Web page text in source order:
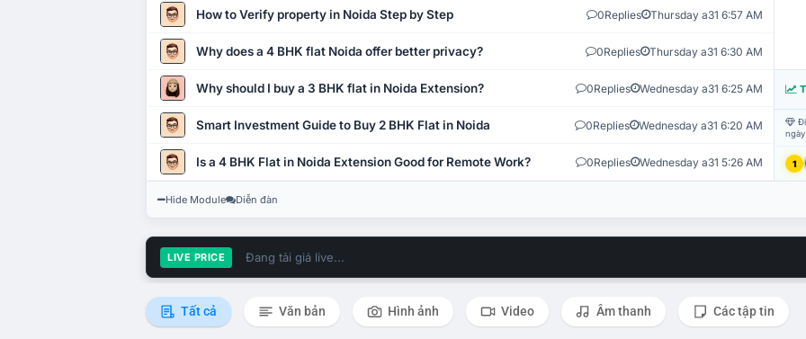
How to Verify property in Noida Step by Step 0Replies Thursday a31 6:57 AM
Why does a 4 BHK flat Noida offer better privacy? 0Replies Thursday a31 6:30 AM
Why should I buy a 3 BHK flat in Noida Extension? 0Replies Wednesday a31 6:25 AM
Smart Investment Guide to Buy 2 BHK Flat in Noida 0Replies Wednesday a31 6:20 AM
Is a 4 BHK Flat in Noida Extension Good for Remote Work? 0Replies Wednesday a31 5:26 AM 1
Hide Module Diễn đàn
LIVE PRICE Đang tải giá live...
Tất cả Văn bản Hình ảnh Video Âm thanh Các tập tin